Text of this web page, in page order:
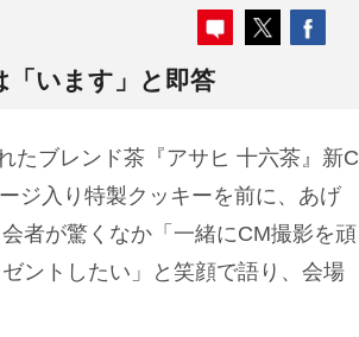
「います」と即答
たブレンド茶『アサヒ 十六茶』新C
ジ入り特製クッキーを前に、あげ
者が驚くなか「一緒にCM撮影を頑
ントしたい」と笑顔で語り、会場